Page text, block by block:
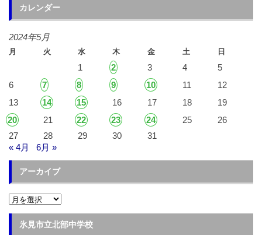
カレンダー
2024年5月
月 火 水 木 金 土 日
1 2 3 4
5
6
7 8 9 10 11
12
13
14 15 16 17 18
19
20
21 22 23 24 25
26
27
28 29 30
31
« 4月
6月 »
アーカイブ
ア
ー
カ
氷見市立北部中学校